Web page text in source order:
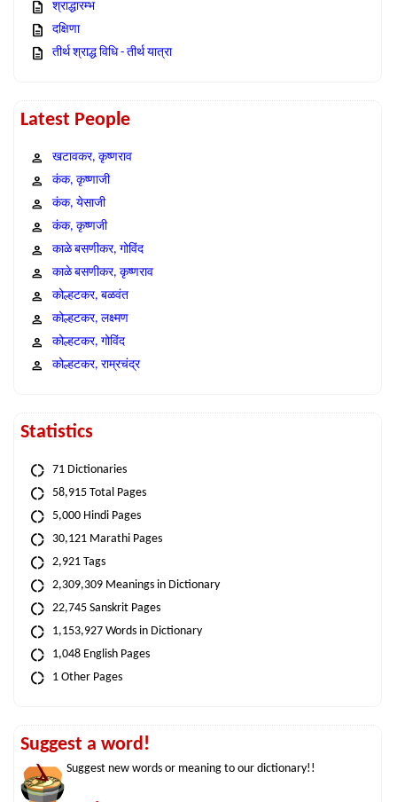
श्राद्धारम्भ
दक्षिणा
तीर्थ श्राद्ध विधि - तीर्थ यात्रा
Latest People
खटावकर, कृष्णराव
कंक, कृष्णाजी
कंक, येसाजी
कंक, कृष्णजी
काळे बसणीकर, गोविंद
काळे बसणीकर, कृष्णराव
कोल्हटकर, बळवंत
कोल्हटकर, लक्ष्मण
कोल्हटकर, गोविंद
कोल्हटकर, राम्रचंद्र
Statistics
71 Dictionaries
58,915 Total Pages
5,000 Hindi Pages
30,121 Marathi Pages
2,921 Tags
2,309,309 Meanings in Dictionary
22,745 Sanskrit Pages
1,153,927 Words in Dictionary
1,048 English Pages
1 Other Pages
Suggest a word!
Suggest new words or meaning to our dictionary!!